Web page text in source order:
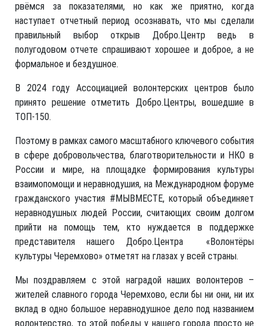
рвёмся за показателями, но как же приятно, когда
наступает отчетный период осознавать, что мы сделали
правильный выбор открыв Добро.Центр ведь в
полугодовом отчете спрашивают хорошее и доброе, а не
формальное и бездушное.
В 2024 году Ассоциацией волонтерских центров было
принято решение отметить Добро.Центры, вошедшие в
ТОП-150.
Поэтому в рамках самого масштабного ключевого события
в сфере добровольчества, благотворительности и НКО в
России и мире, на площадке формирования культуры
взаимопомощи и неравнодушия, на Международном форуме
гражданского участия #МЫВМЕСТЕ, который объединяет
неравнодушных людей России, считающих своим долгом
прийти на помощь тем, кто нуждается в поддержке
представителя нашего Добро.Центра «Волонтёры
культуры Черемхово» отметят на глазах у всей страны.
Мы поздравляем с этой наградой наших волонтеров –
жителей славного города Черемхово, если бы ни они, ни их
вклад в одно большое неравнодушное дело под названием
волонтерство, то этой победы у нашего города просто не